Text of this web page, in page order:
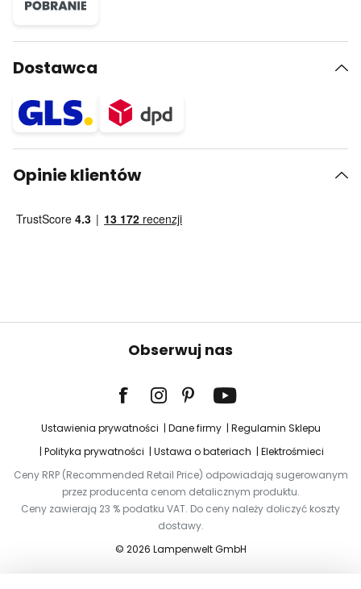
Dostawca
Opinie klientów
Obserwuj nas
Ustawienia prywatności Dane firmy
Regulamin Sklepu
Polityka prywatności
Ustawa o bateriach
Elektrośmieci
Ceny RRP (Recommended Retail Price) odpowiadają sugerowanym
przez producenta cenom detalicznym produktu.
Ceny zawierają 23 % podatku VAT. Do ceny należy doliczyć koszty
dostawy.
© 2026 Lampenwelt GmbH